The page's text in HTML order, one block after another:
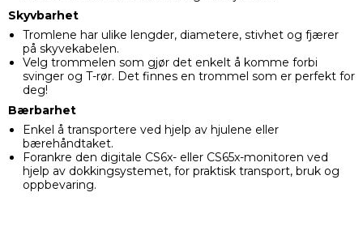
Skyvbarhet
Tromlene har ulike lengder, diametere, stivhet og fjærer
på skyvekabelen.
Velg trommelen som gjør det enkelt å komme forbi
svinger og T-rør. Det finnes en trommel som er perfekt for
deg!
Bærbarhet
Enkel å transportere ved hjelp av hjulene eller
bærehåndtaket.
Forankre den digitale CS6x- eller CS65x-monitoren ved
hjelp av dokkingsystemet, for praktisk transport, bruk og
oppbevaring.